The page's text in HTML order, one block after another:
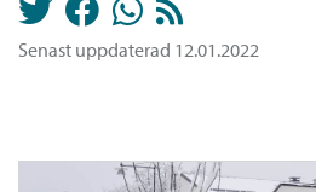
Senast uppdaterad 12.01.2022